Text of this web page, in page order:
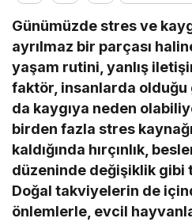
Günümüzde stres ve
ayrılmaz bir parçası
yaşam rutini, yanlış
faktör, insanlarda
da kaygıya neden
birden fazla stres
kaldığında hırçınlık,
düzeninde değişiklik gibi
Doğal takviyelerin de
önlemlerle, evcil